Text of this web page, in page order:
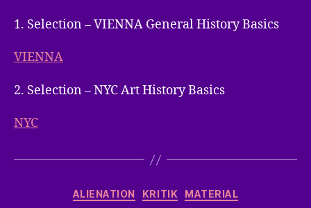
1. Selection – VIENNA General History Basics
VIENNA
2. Selection – NYC Art History Basics
NYC
Kategorien
ALIENATION KRITIK MATERIAL